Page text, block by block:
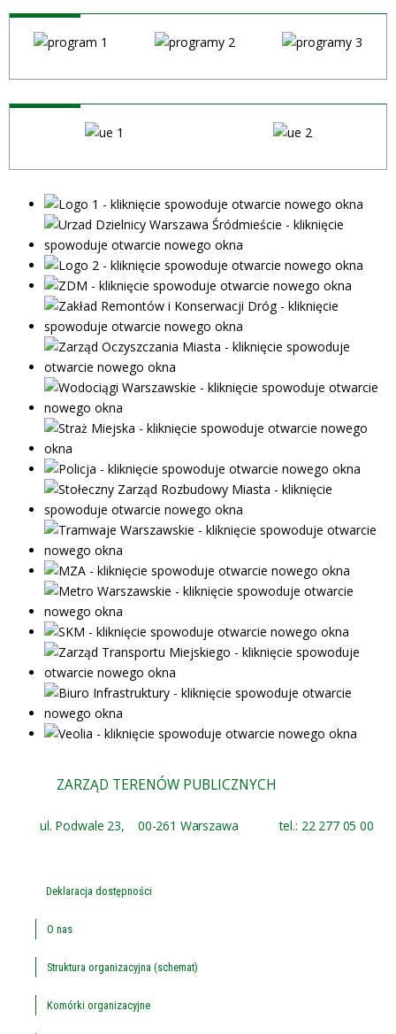
ZARZĄD TERENÓW PUBLICZNYCH
ul. Podwale 23, 00-261 Warszawa tel.: 22 277 05 00
Deklaracja dostępności
O nas
Struktura organizacyjna (schemat)
Komórki organizacyjne